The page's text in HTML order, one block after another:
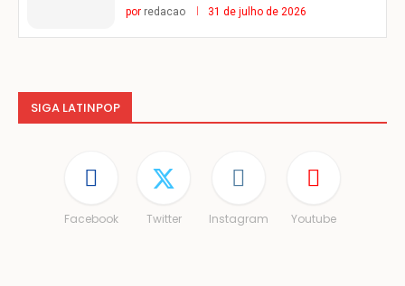
por redacao 31 de julho de 2026
SIGA LATINPOP
Facebook Twitter Instagram Youtube